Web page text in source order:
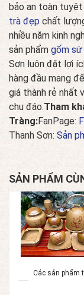
bảo an toàn
trà đẹp chất
nhiều năm kinh
sản phẩm gốm
Sơn luôn đặt lợi
hàng đầu mang
giá thành rẻ nhất
chu đáo.Tham
Tràng:FanPage:
Thanh Sơn: Sản
SẢN PHẨM
Các sản phẩm